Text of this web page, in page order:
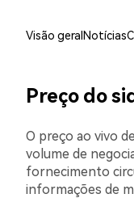
Visão geralNotícias
Preço do
O preço ao vivo
volume de
fornecimento
informações de